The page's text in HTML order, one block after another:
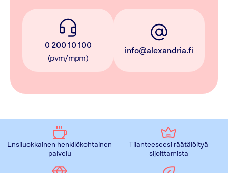
0 200 10 100
(pvm/mpm)
info@alexandria.fi
Ensiluokkainen henkilökohtainen
palvelu
Tilanteeseesi räätälöityä
sijoittamista